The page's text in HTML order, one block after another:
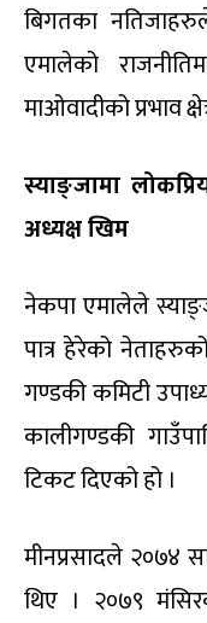
बिगतका
एमालेको
माओवादीको प्रभाव
स्याङ्जामा
अध्यक्ष खिम
नेकपा एमालेले
पात्र हेरेको
गण्डकी कमिटी
कालीगण्डकी
टिकट दिएको हो ।
मीनप्रसादले २०७४
थिए । २०७९